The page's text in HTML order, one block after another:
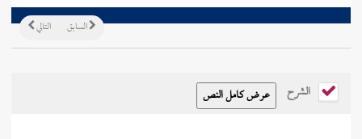
التالي السابق
الشرح